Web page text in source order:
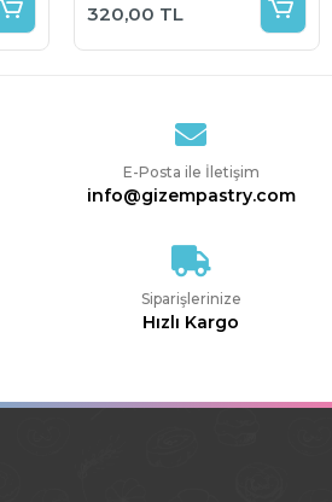
320,00 TL
E-Posta ile İletişim
info@gizempastry.com
Siparişlerinize
Hızlı Kargo